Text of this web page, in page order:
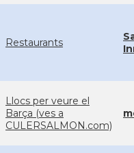
Restaurants
Llocs per veure el
Barça (ves a
CULERSALMON.com)